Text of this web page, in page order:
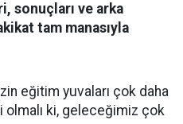
sonuçları ve arka
tam manasıyla
eğitim yuvaları çok daha
olmalı ki, geleceğimiz çok